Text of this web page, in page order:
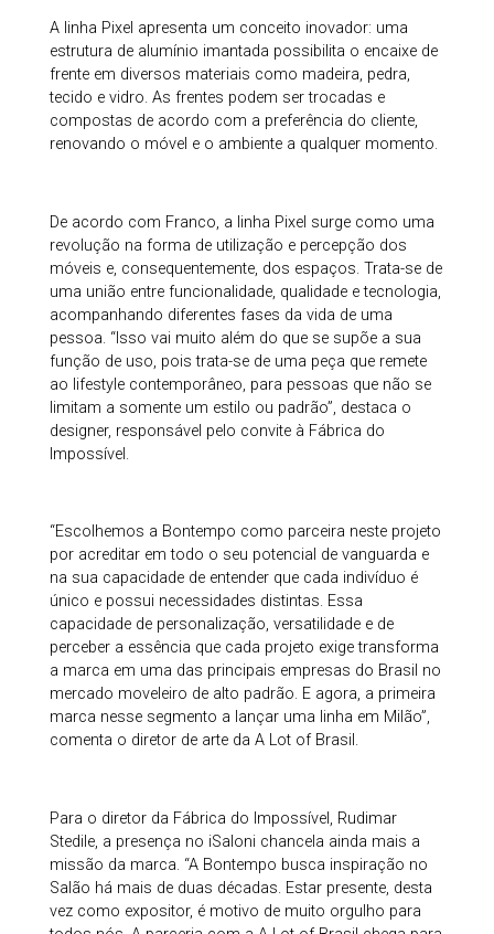
A linha Pixel apresenta um conceito inovador: uma
estrutura de alumínio imantada possibilita o encaixe de
frente em diversos materiais como madeira, pedra,
tecido e vidro. As frentes podem ser trocadas e
compostas de acordo com a preferência do cliente,
renovando o móvel e o ambiente a qualquer momento.
De acordo com Franco, a linha Pixel surge como uma
revolução na forma de utilização e percepção dos
móveis e, consequentemente, dos espaços. Trata-se de
uma união entre funcionalidade, qualidade e tecnologia,
acompanhando diferentes fases da vida de uma
pessoa. “Isso vai muito além do que se supõe a sua
função de uso, pois trata-se de uma peça que remete
ao lifestyle contemporâneo, para pessoas que não se
limitam a somente um estilo ou padrão”, destaca o
designer, responsável pelo convite à Fábrica do
Impossível.
“Escolhemos a Bontempo como parceira neste projeto
por acreditar em todo o seu potencial de vanguarda e
na sua capacidade de entender que cada indivíduo é
único e possui necessidades distintas. Essa
capacidade de personalização, versatilidade e de
perceber a essência que cada projeto exige transforma
a marca em uma das principais empresas do Brasil no
mercado moveleiro de alto padrão. E agora, a primeira
marca nesse segmento a lançar uma linha em Milão”,
comenta o diretor de arte da A Lot of Brasil.
Para o diretor da Fábrica do Impossível, Rudimar
Stedile, a presença no iSaloni chancela ainda mais a
missão da marca. “A Bontempo busca inspiração no
Salão há mais de duas décadas. Estar presente, desta
vez como expositor, é motivo de muito orgulho para